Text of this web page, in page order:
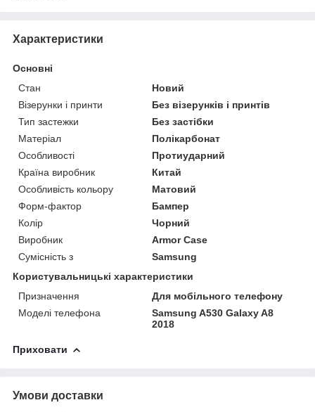
Характеристики
Основні
Стан
Новий
Візерунки і принти
Без візерунків і принтів
Тип застежки
Без застібки
Матеріал
Полікарбонат
Особливості
Протиударний
Країна виробник
Китай
Особливість кольору
Матовий
Форм-фактор
Бампер
Колір
Чорний
Виробник
Armor Case
Сумісність з
Samsung
Користувальницькі характеристики
Призначення
Для мобільного телефону
Моделі телефона
Samsung A530 Galaxy A8
2018
Приховати
Умови доставки